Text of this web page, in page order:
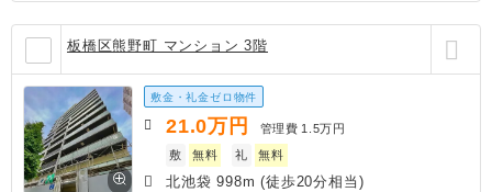
板橋区熊野町 マンション 3階
敷金・礼金ゼロ物件
21.0万円 管理費 1.5万円
敷
無料 礼 無料
北池袋 998m (徒歩20分相当)